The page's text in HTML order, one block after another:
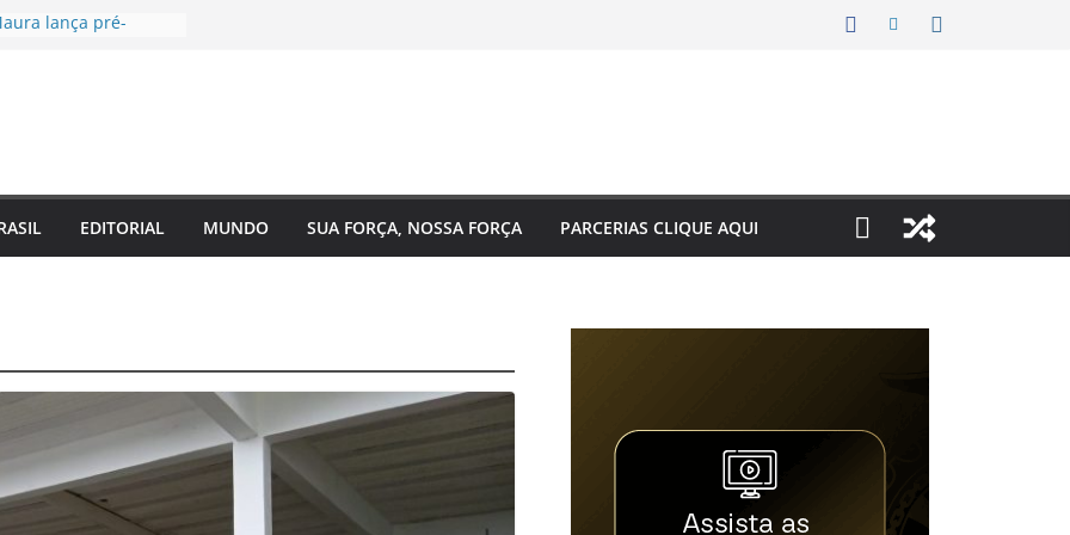
lança pré-
social
EUA e Bélgica
Eixo 2 do Plano
Amazonas e reforça
o
do estado
reforma urgente
ônibus e
para
em Manaus
EDITORIAL MUNDO SUA FORÇA, NOSSA FORÇA PARCERIAS CLIQUE AQUI